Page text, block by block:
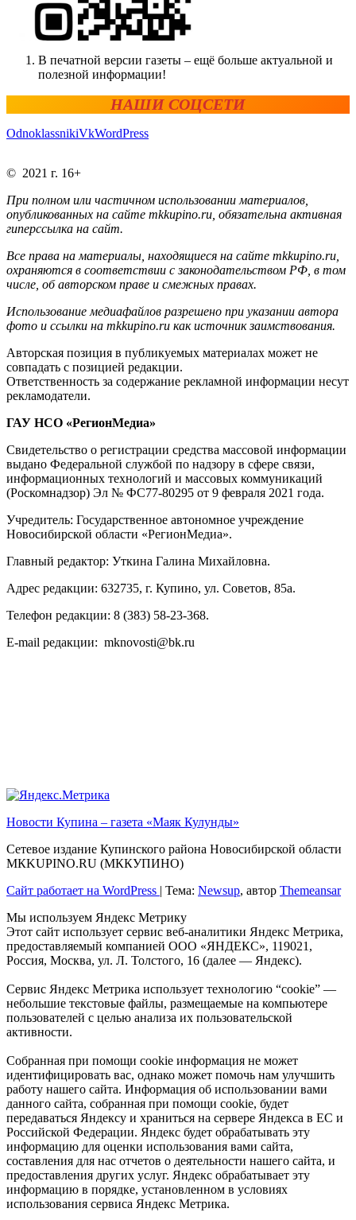
В печатной версии газеты – ещё больше актуальной и
полезной информации!
НАШИ СОЦСЕТИ
OdnoklassnikiVkWordPress
© 2021 г. 16+
При полном или частичном использовании материалов,
опубликованных на сайте mkkupino.ru, обязательна активная
гиперссылка на сайт.
Все права на материалы, находящиеся на сайте mkkupino.ru,
охраняются в соответствии с законодательством РФ, в том
числе, об авторском праве и смежных правах.
Использование медиафайлов разрешено при указании автора
фото и ссылки на mkkupino.ru как источник заимствования.
Авторская позиция в публикуемых материалах может не
совпадать с позицией редакции.
Ответственность за содержание рекламной информации несут
рекламодатели.
ГАУ НСО «РегионМедиа»
Свидетельство о регистрации средства массовой информации
выдано Федеральной службой по надзору в сфере связи,
информационных технологий и массовых коммуникаций
(Роскомнадзор) Эл № ФС77-80295 от 9 февраля 2021 года.
Учредитель: Государственное автономное учреждение
Новосибирской области «РегионМедиа».
Главный редактор: Уткина Галина Михайловна.
Адрес редакции: 632735, г. Купино, ул. Советов, 85а.
Телефон редакции: 8 (383) 58-23-368.
E-mail редакции: mknovosti@bk.ru
Новости Купина – газета «Маяк Кулунды»
Сетевое издание Купинского района Новосибирской области
МКKUPINO.RU (МККУПИНО)
Сайт работает на WordPress
Тема: Newsup, автор Themeansar
Мы используем Яндекс Метрику
Этот сайт использует сервис веб-аналитики Яндекс Метрика,
предоставляемый компанией ООО «ЯНДЕКС», 119021,
Россия, Москва, ул. Л. Толстого, 16 (далее — Яндекс).
Сервис Яндекс Метрика использует технологию “cookie” —
небольшие текстовые файлы, размещаемые на компьютере
пользователей с целью анализа их пользовательской
активности.
Собранная при помощи cookie информация не может
идентифицировать вас, однако может помочь нам улучшить
работу нашего сайта. Информация об использовании вами
данного сайта, собранная при помощи cookie, будет
передаваться Яндексу и храниться на сервере Яндекса в ЕС и
Российской Федерации. Яндекс будет обрабатывать эту
информацию для оценки использования вами сайта,
составления для нас отчетов о деятельности нашего сайта, и
предоставления других услуг. Яндекс обрабатывает эту
информацию в порядке, установленном в условиях
использования сервиса Яндекс Метрика.